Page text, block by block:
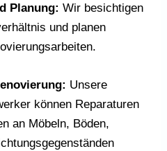
Planung: Wir besichtigen
und planen
Unsere
können Reparaturen
an Möbeln, Böden,